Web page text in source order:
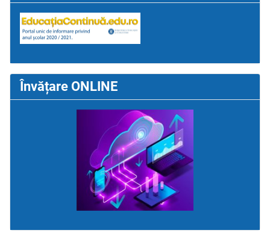
Învățare ONLINE